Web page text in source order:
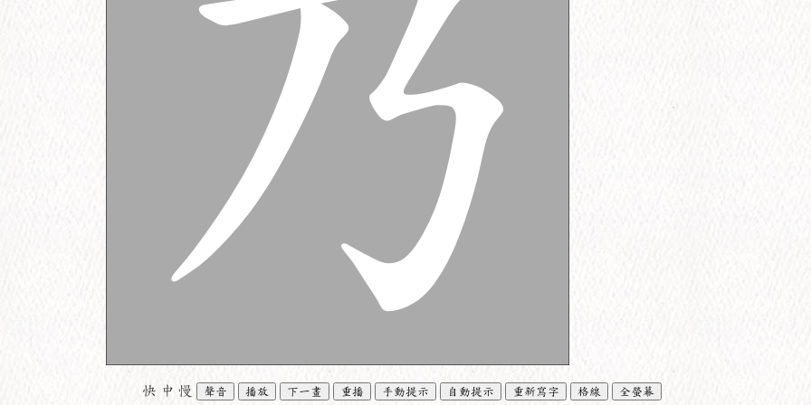
快 中 慢 聲音 播放 下一畫 重播 手動提示 自動提示 重新寫字 格線 全螢幕